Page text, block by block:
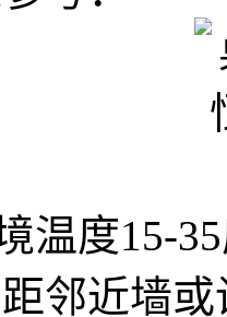
度15-35
邻近墙